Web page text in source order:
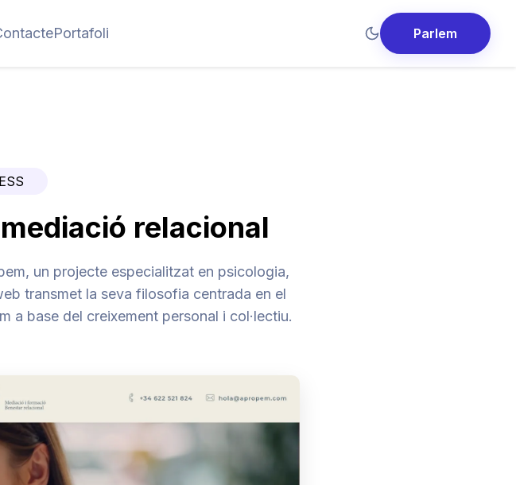
Portafoli Parlem
relacional
un projecte especialitzat en psicologia,
transmet la seva filosofia centrada en el
a base del creixement personal i col·lectiu.